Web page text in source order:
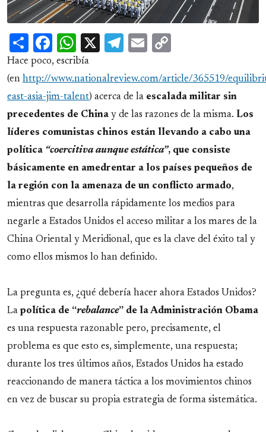
ShareFacebook
WhatsApp
X Telegram
Email
Hace poco, escribía
(en http://www.nationalreview.com/article/365519/
east-asia-jim-talent) acerca de la escalada militar sin
precedentes de China y de las razones de la misma. Los
líderes comunistas chinos están llevando a cabo una
política “coercitiva aunque estática”, que consiste
básicamente en amedrentar a los países pequeños de
la región con la amenaza de un conflicto armado,
mientras que desarrolla rápidamente los medios para
negarle a Estados Unidos el acceso militar a los mares de la
China Oriental y Meridional, que es la clave del éxito tal y
como ellos mismos lo han definido.
La pregunta es, ¿qué debería hacer ahora Estados Unidos?
La política de “rebalance” de la Administración Obama
es una respuesta razonable pero, precisamente, el
problema es que esto es, simplemente, una respuesta;
durante los tres últimos años, Estados Unidos ha estado
reaccionando de manera táctica a los movimientos chinos
en vez de buscar su propia estrategia de forma sistemática.